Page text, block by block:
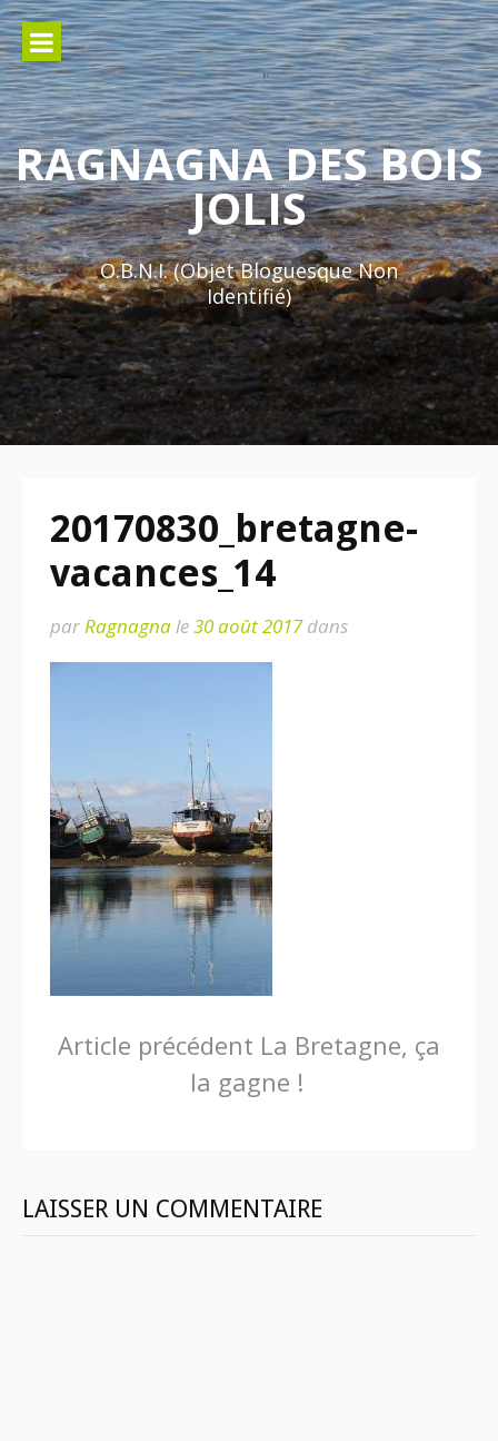
Aller
au
contenu
RAGNAGNA DES BOIS
JOLIS
O.B.N.I. (Objet Bloguesque Non
Identifié)
20170830_bretagne-
vacances_14
parRagnagnale30 août 2017dans
Lire
Article précédent La Bretagne, ça
la gagne !
LAISSER UN COMMENTAIRE